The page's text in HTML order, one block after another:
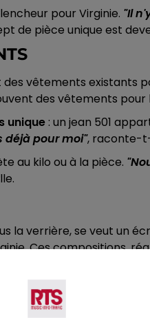
pour Virginie. "Il
de pièce unique est
vêtements existants
des vêtements
unique : un jean 501
déjà pour moi", raconte-
au kilo ou à la pièce.
la verrière, se veut un
Ces compositions,
"J'ai incrusté des